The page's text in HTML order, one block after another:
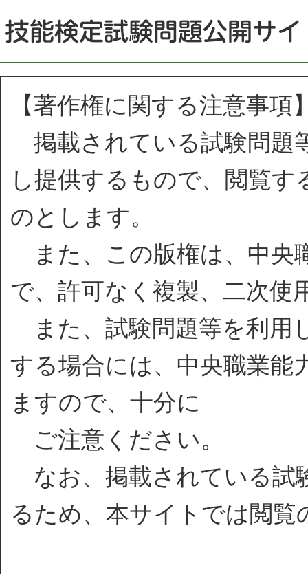
【著作権に関する注意事項
掲載されている試験問題
し提供するもので、閲覧
のとします。
また、この版権は、中央
で、許可なく複製、二次使
また、試験問題等を利用
する場合には、中央職業能
ますので、十分に
ご注意ください。
なお、掲載されている試
るため、本サイトでは閲